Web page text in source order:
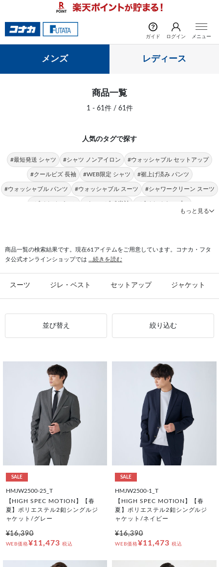
前の画像
ガイド ログイン メニュー
メンズ レディース
商品一覧
1 - 61件 / 61件
人気のタグで探す
#最短発送 シャツ #シャツ ノンアイロン #ウォッシャブル セットアップ
#クールビズ 長袖 #WEB限定 シャツ #裾上げ済み パンツ
#ウォッシャブル パンツ #ウォッシャブル スーツ #シャワークリーン スーツ
#ビジカジ パンツ #クールビズ 半袖 #ビジカジ トップス
#スーツ フォーマル
もっと見る
商品一覧の検索結果です。現在61アイテムをご用意しています。コナカ・フタ
タ公式オンラインショップでは
...続きを読む
スーツ ジレ・ベスト セットアップ ジャケット
並び替え 絞り込む
SALE
HMJW2500-25_T
【HIGH SPEC MOTION】【春
夏】ポリエステル2釦シングルジ
ャケット/グレー
¥16,390
WEB価格¥11,473 税込
SALE
HMJW2500-1_T
【HIGH SPEC MOTION】【春
夏】ポリエステル2釦シングルジ
ャケット/ネイビー
¥16,390
WEB価格¥11,473 税込